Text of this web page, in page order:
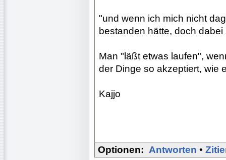
"und wenn ich mich nicht
bestanden hätte, doch
Man "läßt etwas laufen",
der Dinge so akzeptiert, wie
Kajjo
Optionen: Antworten •